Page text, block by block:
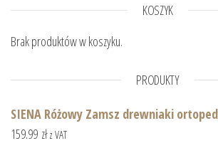
KOSZYK
Brak produktów w koszyku.
PRODUKTY
SIENA Różowy Zamsz drewniaki
159.99 zł z VAT